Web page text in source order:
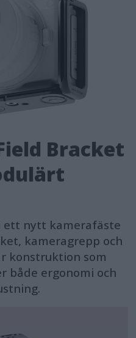
Bracket
ett nytt kamerafäste
kameragrepp och
konstruktion som
både ergonomi och